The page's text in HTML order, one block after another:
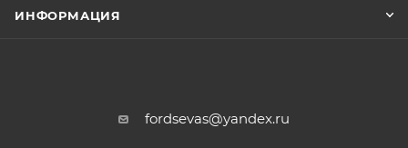
ИНФОРМАЦИЯ
fordsevas@yandex.ru